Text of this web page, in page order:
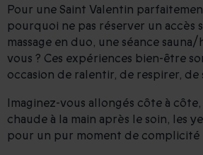
Pour une Saint Valentin
pourquoi ne pas réserver un accès
massage en duo, une séance sauna/
vous ? Ces expériences bien-être
occasion de ralentir, de respirer, de
Imaginez-vous allongés côte à
chaude à la main après le soin, les
pour un pur moment de